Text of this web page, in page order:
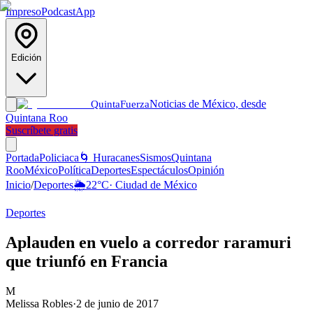
ImpresoPodcastApp
Edición
QuintaFuerzaNoticias de México, desde
Quintana Roo
Suscríbete gratis
PortadaPoliciaca 🌀 HuracanesSismosQuintana
RooMéxicoPolíticaDeportesEspectáculosOpinión
Inicio/Deportes🌦️22°C· Ciudad de México
Deportes
Aplauden en vuelo a corredor raramuri
que triunfó en Francia
M
Melissa Robles·2 de junio de 2017